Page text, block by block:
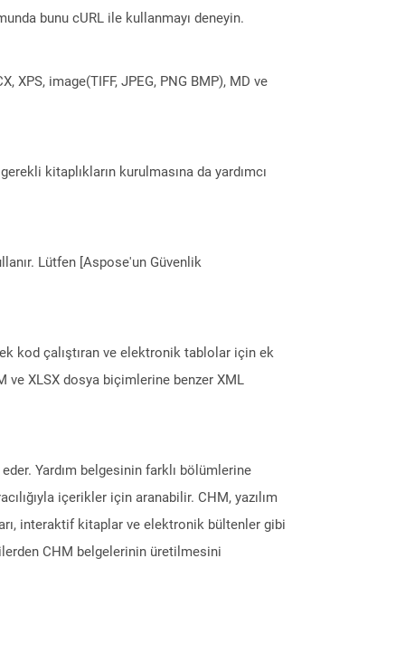
bunu cURL ile kullanmayı deneyin.
XPS, image(TIFF, JPEG, PNG BMP), MD ve
kitaplıkların kurulmasına da yardımcı
Lütfen [Aspose'un Güvenlik
kod çalıştıran ve elektronik tablolar için ek
ve XLSX dosya biçimlerine benzer XML
Yardım belgesinin farklı bölümlerine
içerikler için aranabilir. CHM, yazılım
interaktif kitaplar ve elektronik bültenler gibi
CHM belgelerinin üretilmesini